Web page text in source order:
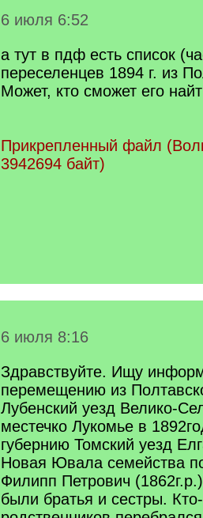
6 июля 6:52
а тут в пдф есть список
переселенцев 1894 г. из
Может, кто сможет его
Прикрепленный файл
3942694 байт)
6 июля 8:16
Здравствуйте. Ищу
перемещению из
Лубенский уезд Велико-
местечко Лукомье в
губернию Томский уезд
Новая Ювала семейства
Филипп Петрович
были братья и сестры.